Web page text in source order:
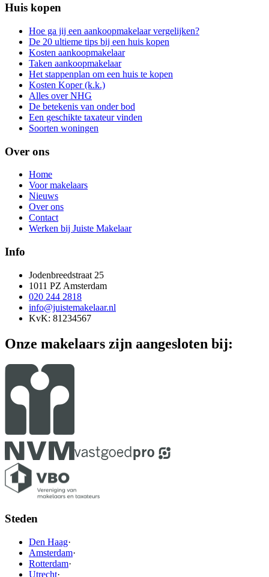
Huis kopen
Hoe ga jij een aankoopmakelaar vergelijken?
De 20 ultieme tips bij een huis kopen
Kosten aankoopmakelaar
Taken aankoopmakelaar
Het stappenplan om een huis te kopen
Kosten Koper (k.k.)
Alles over NHG
De betekenis van onder bod
Een geschikte taxateur vinden
Soorten woningen
Over ons
Home
Voor makelaars
Nieuws
Over ons
Contact
Werken bij Juiste Makelaar
Info
Jodenbreedstraat 25
1011 PZ Amsterdam
020 244 2818
info@juistemakelaar.nl
KvK: 81234567
Onze makelaars zijn aangesloten bij:
Steden
Den Haag·
Amsterdam·
Rotterdam·
Utrecht·